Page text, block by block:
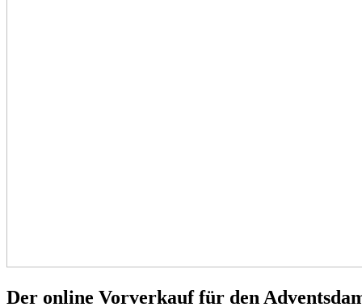
Der online Vorverkauf für den